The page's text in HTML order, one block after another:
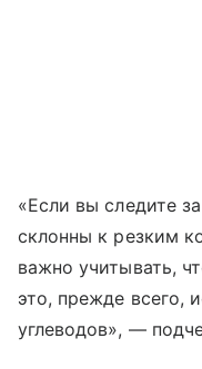
«Если вы следите
склонны к резким
важно учитывать,
это, прежде всего,
углеводов», —